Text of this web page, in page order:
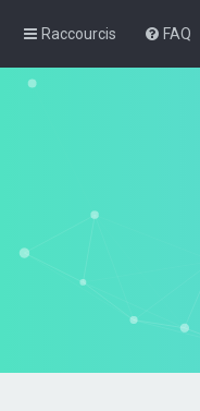
Raccourcis FAQ